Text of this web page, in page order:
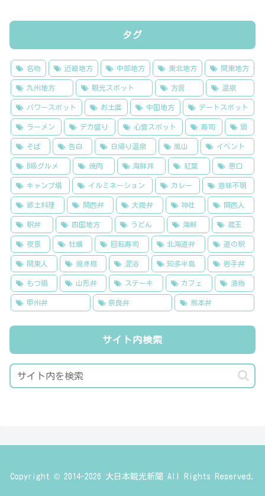
タグ
名物 近畿地方 中部地方 東北地方 関東地方
九州地方 観光スポット 方言 温泉
パワースポット お土産 中国地方 デートスポット
ラーメン デカ盛り 心霊スポット 寿司 鍋
そば 告白 日帰り温泉 嵐山 イベント
B級グルメ 焼肉 海鮮丼 紅葉 悪口
キャンプ場 イルミネーション カレー 意味不明
郷土料理 関西弁 大阪弁 神社 関西人
駅弁 四国地方 うどん 海鮮 蔵王
夜景 牡蠣 回転寿司 北海道弁 道の駅
関東人 焼き鳥 混浴 知多半島 岩手弁
もつ鍋 山形弁 ステーキ カフェ 漬物
甲州弁 奈良弁 熊本弁
サイト内検索
Copyright © 2014-2026 大日本観光新聞 All Rights Reserved.